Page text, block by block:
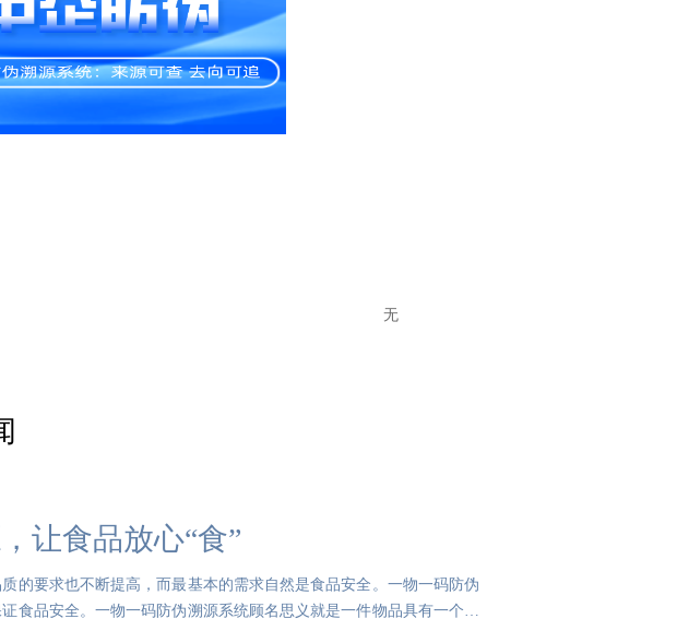
无
让食品放心“食”
的要求也不断提高，而最基本的需求自然是食品安全。一物一码防伪
食品安全。一物一码防伪溯源系统顾名思义就是一件物品具有一个专